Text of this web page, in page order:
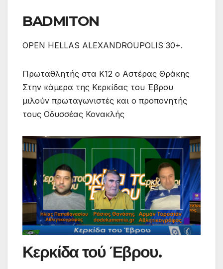
BADMITON
OPEN HELLAS ALEXANDROUPOLIS 30+.
Πρωταθλητής στα Κ12 ο Αστέρας Θράκης
Στην κάμερα της Κερκίδας του Έβρου
μιλούν πρωταγωνιστές και ο προπονητής
τους Οδυσσέας Κονακλής
Κερκίδα τού Έβρου.